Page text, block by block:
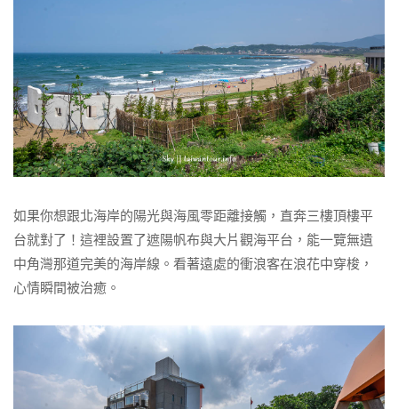
如果你想跟北海岸的陽光與海風零距離接觸，直奔三樓頂樓平
台就對了！這裡設置了遮陽帆布與大片觀海平台，能一覽無遺
中角灣那道完美的海岸線。看著遠處的衝浪客在浪花中穿梭，
心情瞬間被治癒。